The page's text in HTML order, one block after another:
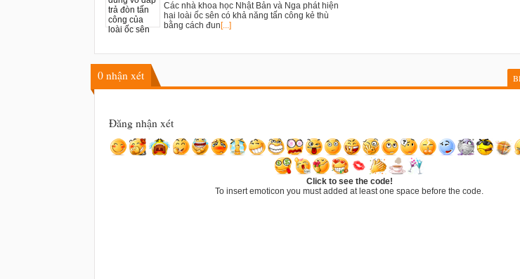
Các nhà khoa học Nhật Bản và Nga phát hiện
hai loài ốc sên có khả năng tấn công kẻ thù
bằng cách đun [...]
0 nhận xét
Đăng nhận xét
Click to see the code!
To insert emoticon you must added at least one space before the code.